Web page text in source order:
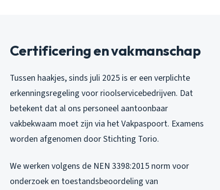
Certificering en vakmanschap
Tussen haakjes, sinds juli 2025 is er een verplichte
erkenningsregeling voor rioolservicebedrijven. Dat
betekent dat al ons personeel aantoonbaar
vakbekwaam moet zijn via het Vakpaspoort. Examens
worden afgenomen door Stichting Torio.
We werken volgens de NEN 3398:2015 norm voor
onderzoek en toestandsbeoordeling van